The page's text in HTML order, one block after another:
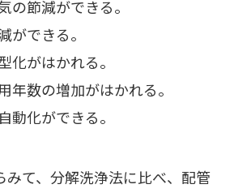
の節減ができる。
ができる。
化がはかれる。
年数の増加がはかれる。
動化ができる。
みて、分解洗浄法に比べ、配管